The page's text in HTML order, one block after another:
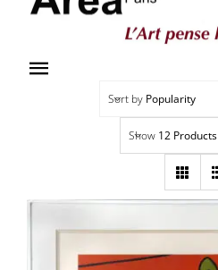
Toggle
Navigation
Sort by Popularity
Show 12 Products